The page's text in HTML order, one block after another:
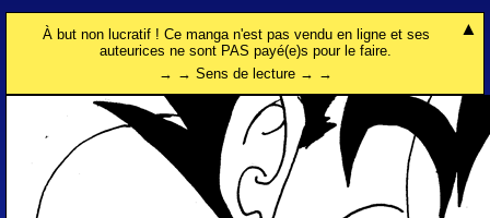
À but non lucratif ! Ce manga n'est pas vendu en ligne et ses
auteurices ne sont PAS payé(e)s pour le faire.
→ → Sens de lecture → →